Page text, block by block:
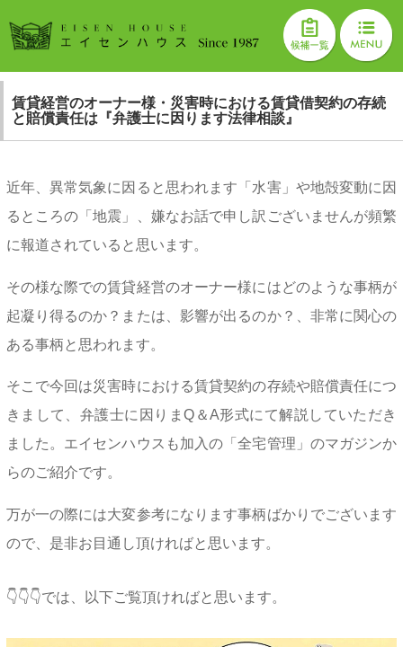
賃貸経営のオーナー様・災害時における賃貸借契約の存続
と賠償責任は『弁護士に因ります法律相談』
近年、異常気象に因ると思われます「水害」や地殻変動に因
るところの「地震」、嫌なお話で申し訳ございませんが頻繁
に報道されていると思います。
その様な際での賃貸経営のオーナー様にはどのような事柄が
起凝り得るのか？または、影響が出るのか？、非常に関心の
ある事柄と思われます。
そこで今回は災害時における賃貸契約の存続や賠償責任につ
きまして、弁護士に因りまQ＆A形式にて解説していただき
ました。エイセンハウスも加入の「全宅管理」のマガジンか
らのご紹介です。
万が一の際には大変参考になります事柄ばかりでございます
ので、是非お目通し頂ければと思います。
👇👇👇では、以下ご覧頂ければと思います。